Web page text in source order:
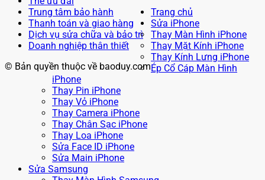
Trung tâm bảo hành
Thanh toán và giao hàng
Dịch vụ sửa chữa và bảo trì
Doanh nghiệp thân thiết
© Bản quyền thuộc về baoduy.com
Trang chủ
Sửa iPhone
Thay Màn Hình iPhone
Thay Mặt Kính iPhone
Thay Kính Lưng iPhone
Ép Cổ Cáp Màn Hình
iPhone
Thay Pin iPhone
Thay Vỏ iPhone
Thay Camera iPhone
Thay Chân Sạc iPhone
Thay Loa iPhone
Sửa Face ID iPhone
Sửa Main iPhone
Sửa Samsung